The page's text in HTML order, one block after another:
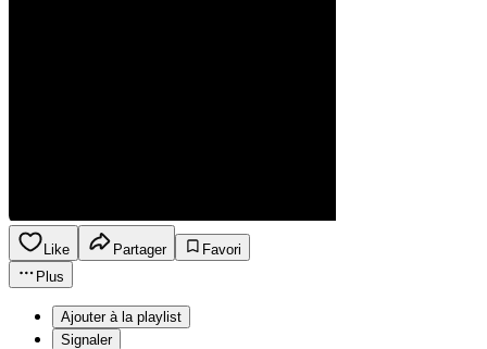
Like Partager
Favori
Plus
Ajouter à la playlist
Signaler